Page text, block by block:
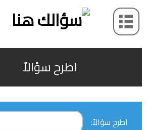
اطرح سؤالاً
اطرح سؤالاً: